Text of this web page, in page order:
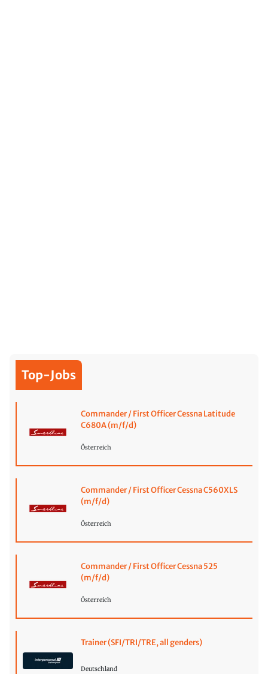
Top-Jobs
Commander / First Officer Cessna Latitude
C680A (m/f/d)
Österreich
Commander / First Officer Cessna C560XLS
(m/f/d)
Österreich
Commander / First Officer Cessna 525
(m/f/d)
Österreich
Trainer (SFI/TRI/TRE, all genders)
Deutschland